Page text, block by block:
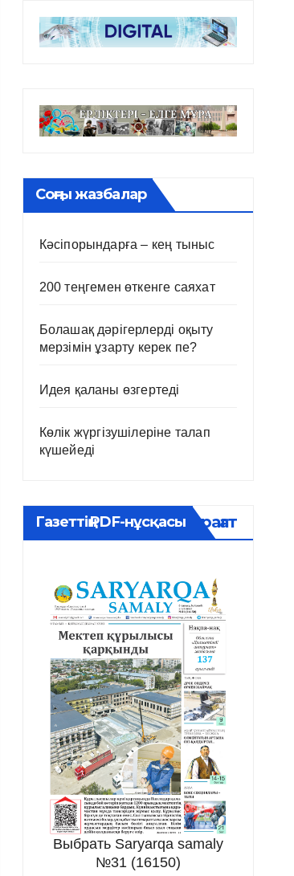
Соңғы жазбалар
Кәсіпорындарға – кең тыныс
200 теңгемен өткенге саяхат
Болашақ дәрігерлерді оқыту
мерзімін ұзарту керек пе?
Идея қаланы өзгертеді
Көлік жүргізушілеріне талап
күшейеді
Газеттің PDF-нұсқасыМұрағат
Выбрать Saryarqa samaly
№31 (16150)